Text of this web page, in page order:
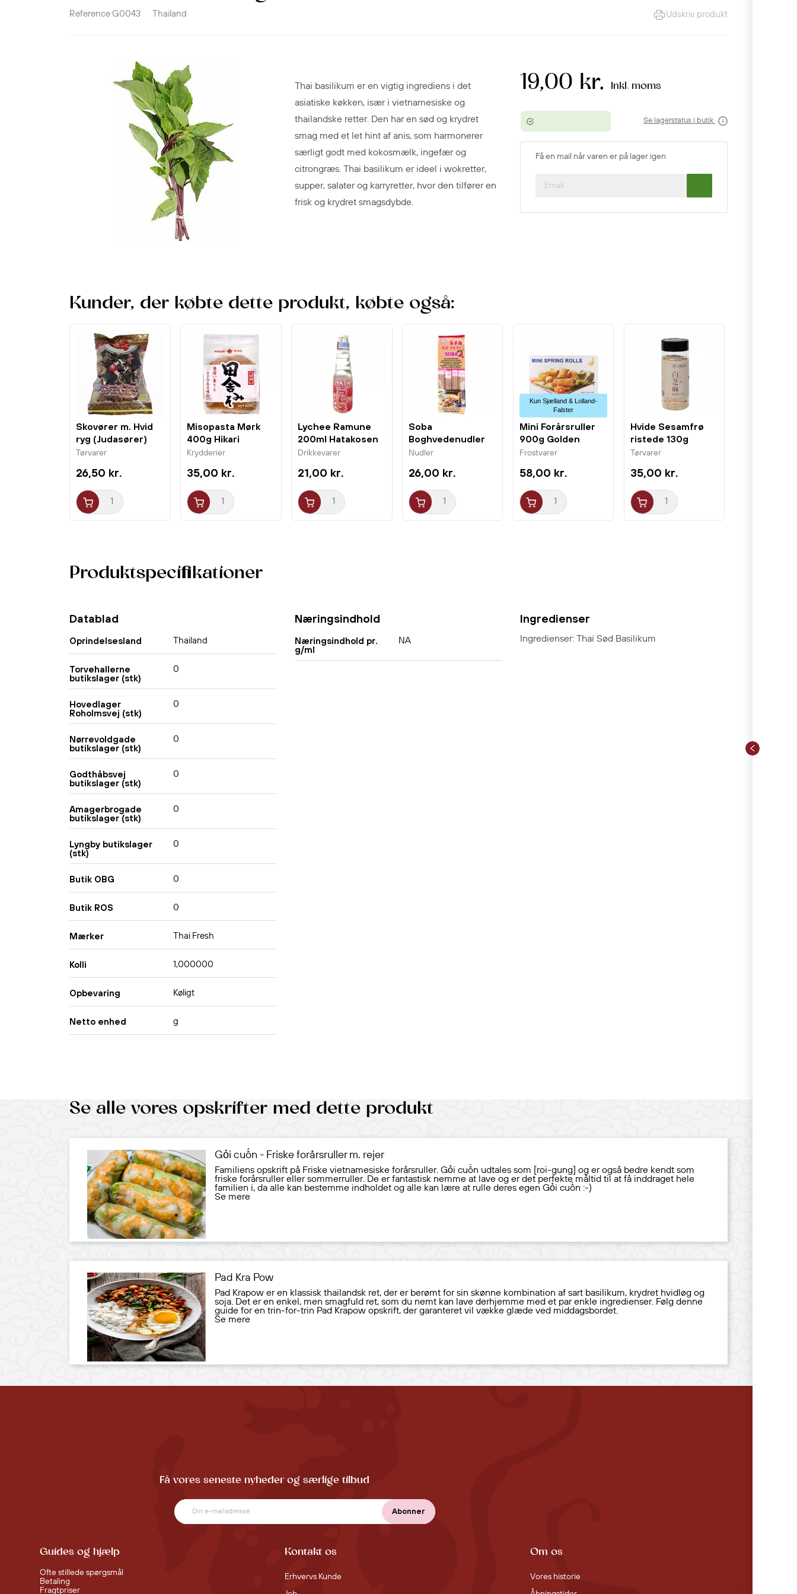
ReferenceG0043 Thailand Udskriv produkt
Thai basilikum er en vigtig ingrediens i det
asiatiske køkken, især i vietnamesiske og
thailandske retter. Den har en sød og krydret
smag med et let hint af anis, som harmonerer
særligt godt med kokosmælk, ingefær og
citrongræs. Thai basilikum er ideel i wokretter,
supper, salater og karryretter, hvor den tilfører en
frisk og krydret smagsdybde.
19,00 kr. Inkl. moms
Se lagerstatus i butik
Få en mail når varen er på lager igen
Produktspecifikationer
Datablad
Oprindelsesland Thailand
Torvehallerne
butikslager (stk)
0
Hovedlager
Roholmsvej (stk)
0
Nørrevoldgade
butikslager (stk)
0
Godthåbsvej
butikslager (stk)
0
Amagerbrogade
butikslager (stk)
0
Lyngby butikslager
(stk)
0
Butik OBG 0
Butik ROS 0
Mærker Thai Fresh
Kolli 1,000000
Opbevaring Køligt
Netto enhed g
Næringsindhold
Næringsindhold pr.
g/ml
NA
Ingredienser
Ingredienser: Thai Sød Basilikum
Se alle vores opskrifter med dette produkt
Gỏi cuốn - Friske forårsruller m. rejer
Familiens opskrift på Friske vietnamesiske forårsruller. Gỏi cuốn udtales som [roi-gung] og er også bedre kendt som
friske forårsruller eller sommerruller. De er fantastisk nemme at lave og er det perfekte måltid til at få inddraget hele
familien i, da alle kan bestemme indholdet og alle kan lære at rulle deres egen Gỏi cuốn :-)
Se mere
Pad Kra Pow
Pad Krapow er en klassisk thailandsk ret, der er berømt for sin skønne kombination af sart basilikum, krydret hvidløg og
soja. Det er en enkel, men smagfuld ret, som du nemt kan lave derhjemme med et par enkle ingredienser. Følg denne
guide for en trin-for-trin Pad Krapow opskrift, der garanteret vil vække glæde ved middagsbordet.
Se mere
Kunder, der købte dette produkt, købte også:
Skovører m. Hvid
ryg (Judasører)
80g Eaglobe
Tørvarer
26,50 kr.
Misopasta Mørk
400g Hikari
Krydderier
35,00 kr.
Lychee Ramune
200ml Hatakosen
Drikkevarer
21,00 kr.
Soba
Boghvedenudler
300g Chunsi
Nudler
26,00 kr.
Kun Sjælland & Lolland-
Falster
Mini Forårsruller
900g Golden
Dragon
Frostvarer
58,00 kr.
Hvide Sesamfrø
ristede 130g
Sanfeng
Tørvarer
35,00 kr.
Få vores seneste nyheder og særlige tilbud
Guides og hjælp
Ofte stillede spørgsmål
Betaling
Fragtpriser
Kontakt os
Erhvervs Kunde
Om os
Vores historie